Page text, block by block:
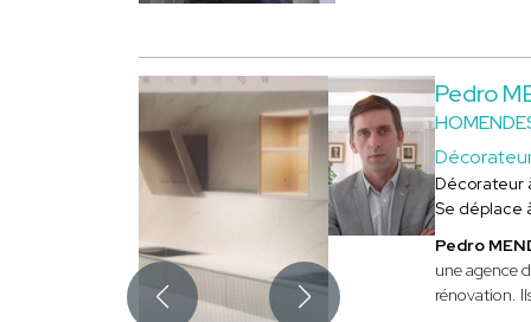
Pedro
Décorateur
Se déplace
Pedro
une agence
rénovation.